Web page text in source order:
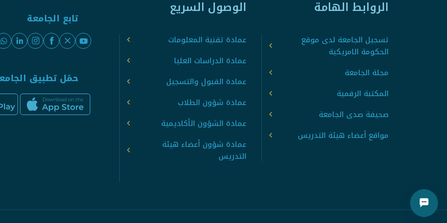
الروابط الهامة
تسجيل الجامعة لدى موقع
الحكومة الامريكية
مجلة الجامعة
المكتبة الرقمية
صحيفة صدى الجامعة
مواقع أعضاء هيئة التدريس
الوصول السريع
عمادة تقنية المعلومات
عمادة الدراسات العليا
عمادة القبول والتسجيل
عمادة شؤون الطلاب
عمادة الشؤون الأكاديمية
عمادة شؤون أعضاء هيئة
التدريس
تابع الجامعة
حمّل تطبيق